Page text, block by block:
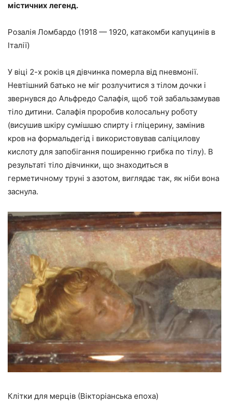
містичних легенд.
Розалія Ломбардо (1918 — 1920, катакомби капуцинів в
Італії)
У віці 2-х років ця дівчинка померла від пневмонії.
Невтішний батько не міг розлучитися з тілом дочки і
звернувся до Альфредо Салафія, щоб той забальзамував
тіло дитини. Салафія проробив колосальну роботу
(висушив шкіру сумішшю спирту і гліцерину, замінив
кров на формальдегід і використовував саліцилову
кислоту для запобігання поширенню грибка по тілу). В
результаті тіло дівчинки, що знаходиться в
герметичному труні з азотом, виглядає так, як ніби вона
заснула.
Клітки для мерців (Вікторіанська епоха)